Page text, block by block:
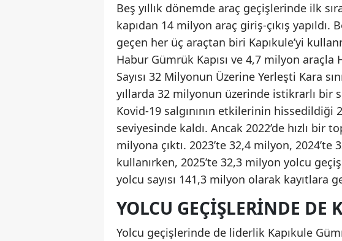
Beş yıllık dönemde araç geçişlerinde ilk
kapıdan 14 milyon araç giriş-çıkış yapıldı.
geçen her üç araçtan biri Kapıkule’yi
Habur Gümrük Kapısı ve 4,7 milyon araçla
Sayısı 32 Milyonun Üzerine Yerleşti Kara
yıllarda 32 milyonun üzerinde istikrarlı bir
Kovid-19 salgınının etkilerinin hissedildiği
seviyesinde kaldı. Ancak 2022’de hızlı bir
milyona çıktı. 2023’te 32,4 milyon, 2024’te
kullanırken, 2025’te 32,3 milyon yolcu
yolcu sayısı 141,3 milyon olarak kayıtlara
YOLCU GEÇIŞLERINDE DE
Yolcu geçişlerinde de liderlik Kapıkule